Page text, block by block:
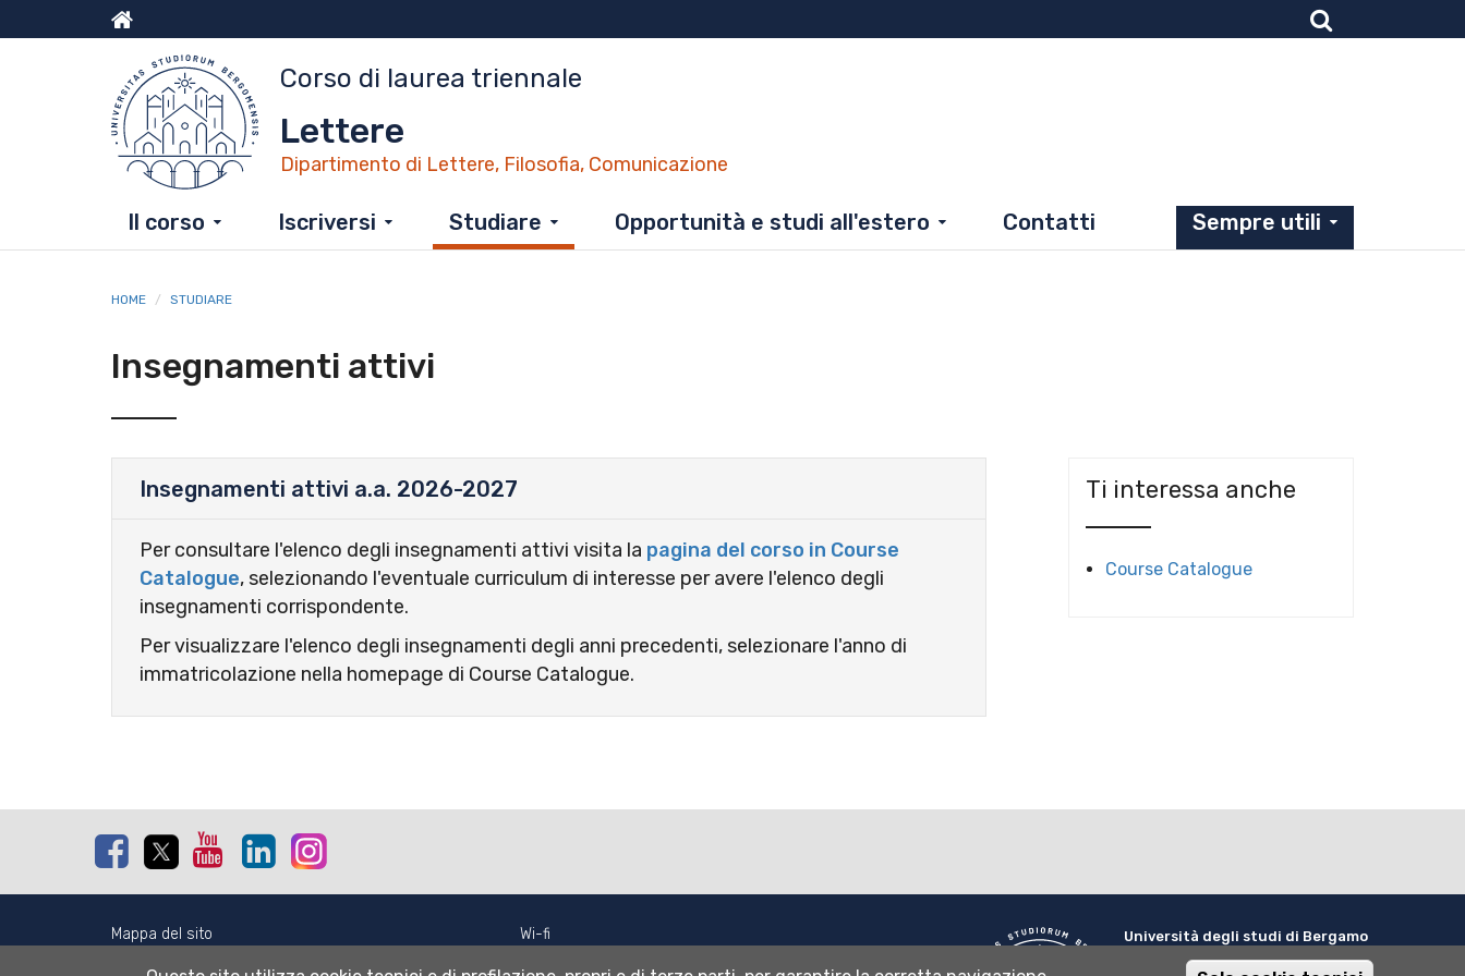
al
Menu
top
Corso di laurea triennale
Lettere
Dipartimento di Lettere, Filosofia, Comunicazione
Il corso Iscriversi Studiare Opportunità e studi all'estero Contatti Sempre utili
HOME STUDIARE
Insegnamenti attivi
Insegnamenti attivi a.a. 2026-2027
Per consultare l'elenco degli insegnamenti attivi visita la pagina del corso in Course
Catalogue, selezionando l'eventuale curriculum di interesse per avere l'elenco degli
insegnamenti corrispondente.
Per visualizzare l'elenco degli insegnamenti degli anni precedenti, selezionare l'anno di
immatricolazione nella homepage di Course Catalogue.
Ti interessa anche
Course Catalogue
FacebookTwitterYoutubeLinkedin
Mappa del sito
Wi-fi
Università degli studi di Bergamo
via Salvecchio 19